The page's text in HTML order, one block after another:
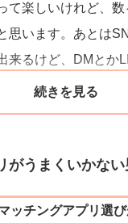
て楽しいけれど、
思います。あとは
来るけど、DMとか
倒で後回しになっ
相手が気になるよう
よう少し連絡頻度を
のではないかと思
がうまくいかな
ッチングアプリ選